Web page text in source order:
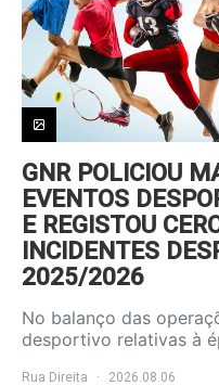
GNR POLICIOU
EVENTOS
E REGISTOU
INCIDENTES
2025/2026
No balanço das
desportivo relativas à
Rua Direita 2026.08.06